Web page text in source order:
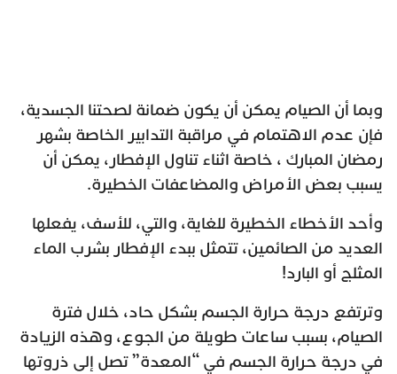
وبما أن الصيام يمكن أن يكون ضمانة لصحتنا الجسدية،
فإن عدم الاهتمام في مراقبة التدابير الخاصة بشهر
رمضان المبارك ، خاصة اثناء تناول الإفطار، يمكن أن
يسبب بعض الأمراض والمضاعفات الخطيرة.
وأحد الأخطاء الخطيرة للغاية، والتي، للأسف، يفعلها
العديد من الصائمين، تتمثل ببدء الإفطار بشرب الماء
المثلج أو البارد!
وترتفع درجة حرارة الجسم بشكل حاد، خلال فترة
الصيام، بسبب ساعات طويلة من الجوع، وهذه الزيادة
في درجة حرارة الجسم في “المعدة” تصل إلى ذروتها